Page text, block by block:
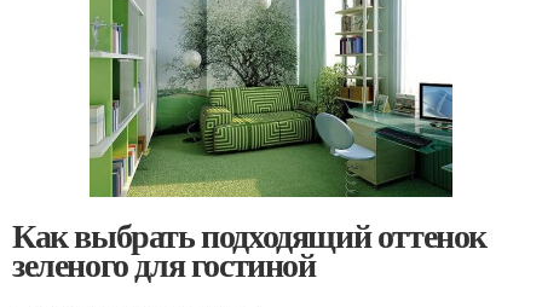
Как выбрать подходящий оттенок
зеленого для гостиной